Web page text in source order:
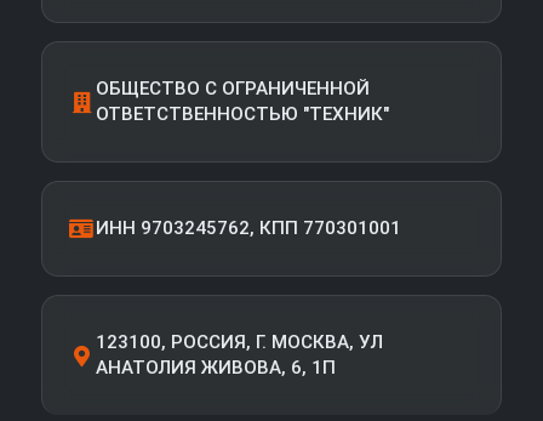
ОБЩЕСТВО С ОГРАНИЧЕННОЙ
ОТВЕТСТВЕННОСТЬЮ "ТЕХНИК"
ИНН 9703245762, КПП 770301001
123100, РОССИЯ, Г. МОСКВА, УЛ
АНАТОЛИЯ ЖИВОВА, 6, 1П